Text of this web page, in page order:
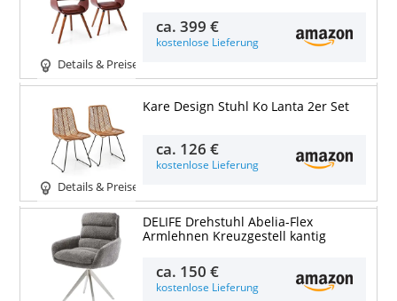
Details & Preise
ca.399 €
kostenlose Lieferung
Details & Preise
Kare Design Stuhl Ko Lanta 2er Set
ca. 126 €
kostenlose Lieferung
DELIFE Drehstuhl Abelia-Flex
Armlehnen Kreuzgestell kantig
ca. 150 €
kostenlose Lieferung